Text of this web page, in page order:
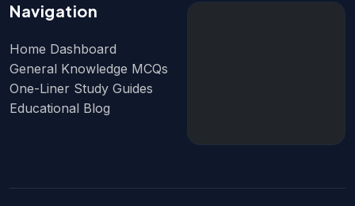
Navigation
Home Dashboard
General Knowledge MCQs
One-Liner Study Guides
Educational Blog